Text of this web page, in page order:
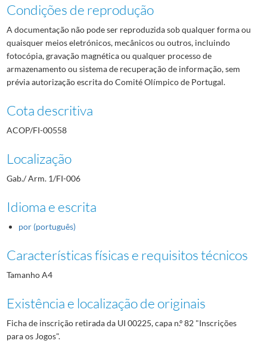
Condições de reprodução
A documentação não pode ser reproduzida sob qualquer forma ou
quaisquer meios eletrónicos, mecânicos ou outros, incluindo
fotocópia, gravação magnética ou qualquer processo de
armazenamento ou sistema de recuperação de informação, sem
prévia autorização escrita do Comité Olímpico de Portugal.
Cota descritiva
ACOP/FI-00558
Localização
Gab./ Arm. 1/FI-006
Idioma e escrita
por (português)
Características físicas e requisitos técnicos
Tamanho A4
Existência e localização de originais
Ficha de inscrição retirada da UI 00225, capa n.º 82 "Inscrições
para os Jogos".